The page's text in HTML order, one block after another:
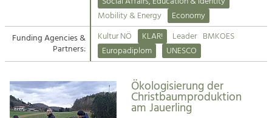
Suche
Impressum
Kontakt
Tourism
Offer Development and Positioning
Art & Culture
Crafts, Science and Research.
Mobility & Energy
Economy
Funding Agencies &
Partners:
Kultur NÖ KLAR! Leader BMKOES
Europadiplom
UNESCO
Ökologisierung der
Christbaumproduktion
am Jauerling